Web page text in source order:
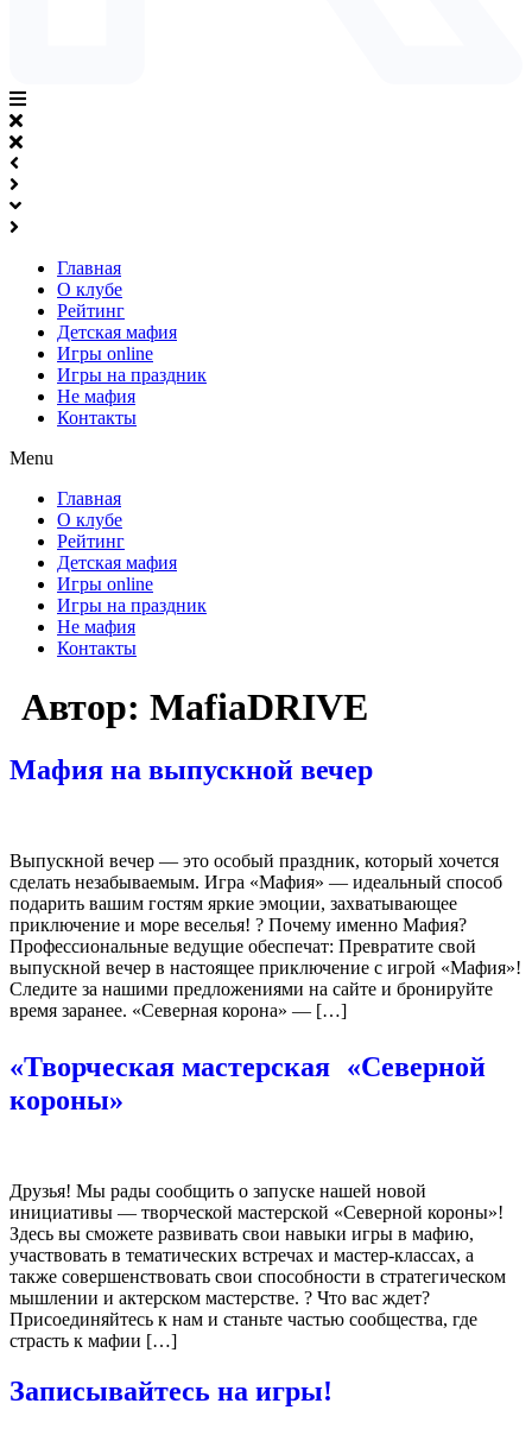
Главная
О клубе
Рейтинг
Детская мафия
Игры online
Игры на праздник
Не мафия
Контакты
Menu
Главная
О клубе
Рейтинг
Детская мафия
Игры online
Игры на праздник
Не мафия
Контакты
Автор: MafiaDRIVE
Мафия на выпускной вечер
Выпускной вечер — это особый праздник, который хочется
сделать незабываемым. Игра «Мафия» — идеальный способ
подарить вашим гостям яркие эмоции, захватывающее
приключение и море веселья! ? Почему именно Мафия?
Профессиональные ведущие обеспечат: Превратите свой
выпускной вечер в настоящее приключение с игрой «Мафия»!
Следите за нашими предложениями на сайте и бронируйте
время заранее. «Северная корона» — […]
«Творческая мастерская «Северной
короны»
Друзья! Мы рады сообщить о запуске нашей новой
инициативы — творческой мастерской «Северной короны»!
Здесь вы сможете развивать свои навыки игры в мафию,
участвовать в тематических встречах и мастер-классах, а
также совершенствовать свои способности в стратегическом
мышлении и актерском мастерстве. ? Что вас ждет?
Присоединяйтесь к нам и станьте частью сообщества, где
страсть к мафии […]
Записывайтесь на игры!